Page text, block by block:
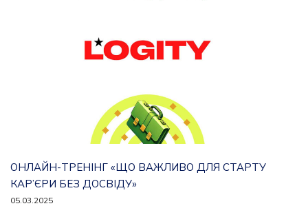
ОНЛАЙН-ТРЕНІНГ «ЩО ВАЖЛИВО ДЛЯ СТАРТУ
КАР’ЄРИ БЕЗ ДОСВІДУ»
05.03.2025